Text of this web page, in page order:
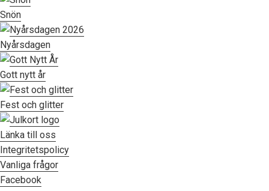
Snön
Nyårsdagen
Gott nytt år
Fest och glitter
Länka till oss
Integritetspolicy
Vanliga frågor
Facebook